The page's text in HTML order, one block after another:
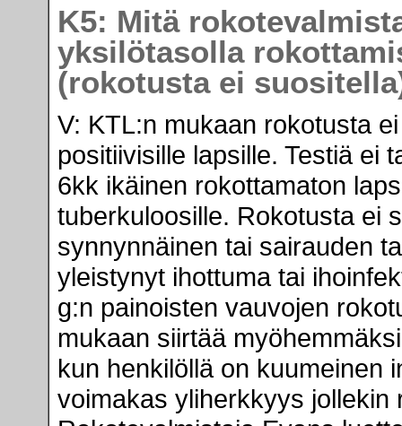
K5: Mitä
yksilötasolla
(rokotusta ei
V: KTL:n mukaan rokotusta
positiivisille lapsille. Testiä ei
6kk ikäinen rokottamaton
tuberkuloosille. Rokotusta ei
synnynnäinen tai sairauden
yleistynyt ihottuma tai
g:n painoisten vauvojen
mukaan siirtää
kun henkilöllä on kuumeinen
voimakas yliherkkyys jollekin